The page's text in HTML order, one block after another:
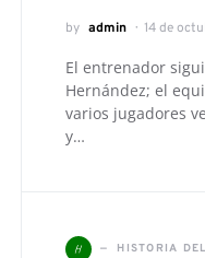
by admin 14 de
El entrenador
Hernández; el
varios jugadores
y…
H HISTORIA